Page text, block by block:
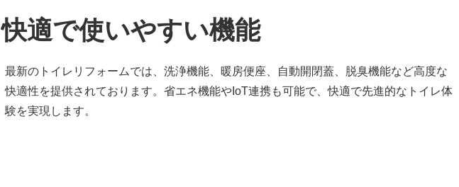
快適で使いやすい機能
最新のトイレリフォームでは、洗浄機能、暖房便座、自動開閉蓋、脱臭機能など高度な
快適性を提供されております。省エネ機能やIoT連携も可能で、快適で先進的なトイレ体
験を実現します。